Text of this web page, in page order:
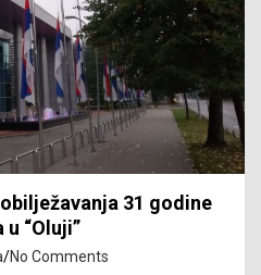
31 godine
“Oluji”
No Comments